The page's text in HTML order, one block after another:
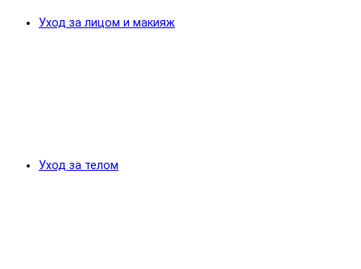
Уход за лицом и макияж
Уход за телом